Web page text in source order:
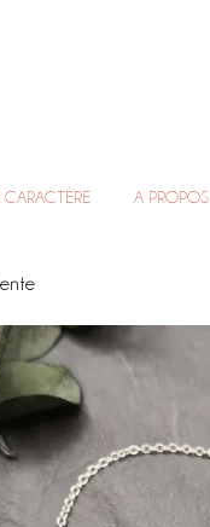
CARACTÈRE A PROPOS